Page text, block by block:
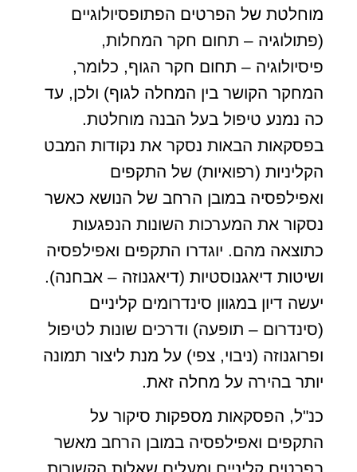
מוחלטת של הפרטים הפתופסיולוגיים
(פתולוגיה – תחום חקר המחלות,
פיסיולוגיה – תחום חקר הגוף, כלומר,
המחקר הקושר בין המחלה לגוף) ולכן, עד
כה נמנע טיפול בעל הבנה מוחלטת.
בפסקאות הבאות נסקר את נקודות המבט
הקליניות (רפואיות) של התקפים
ואפילפסיה במובן הרחב של הנושא כאשר
נסקור את המערכות השונות הנפגעות
כתוצאה מהם. יוגדרו התקפים ואפילפסיה
ושיטות דיאגנוסטיות (דיאגנוזה – אבחנה).
יעשה דיון במגוון סינדרומים קליניים
(סינדרום – תופעה) ודרכים שונות לטיפול
ופרוגנוזה (ניבוי, צפי) על מנת ליצור תמונה
יותר בהירה על מחלה זאת.
כנ"ל, הפסקאות מספקות סיקור על
התקפים ואפילפסיה במובן הרחב מאשר